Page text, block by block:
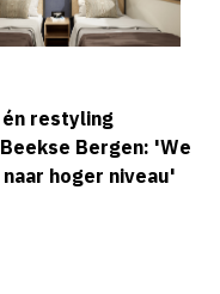
én restyling
Bergen: 'We
hoger niveau'